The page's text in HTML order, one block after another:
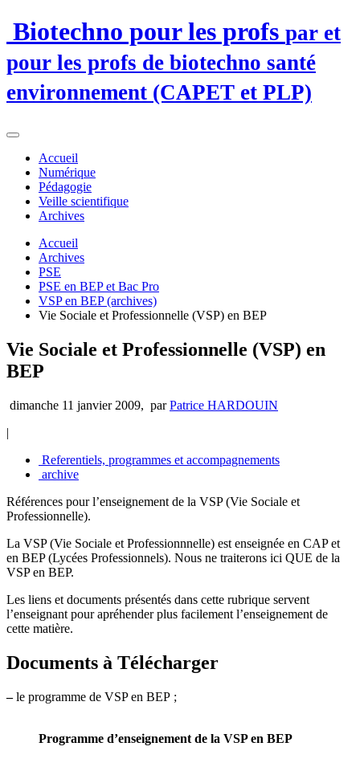
Biotechno pour les profs par et
pour les profs de biotechno santé
environnement (CAPET et PLP)
Accueil
Numérique
Pédagogie
Veille scientifique
Archives
Accueil
Archives
PSE
PSE en BEP et Bac Pro
VSP en BEP (archives)
Vie Sociale et Professionnelle (VSP) en BEP
Vie Sociale et Professionnelle (VSP) en
BEP
dimanche 11 janvier 2009, parPatrice HARDOUIN
|
Referentiels, programmes et accompagnements
archive
Références pour l’enseignement de la VSP (Vie Sociale et
Professionnelle).
La VSP (Vie Sociale et Professionnnelle) est enseignée en CAP et
en BEP (Lycées Professionnels). Nous ne traiterons ici QUE de la
VSP en BEP.
Les liens et documents présentés dans cette rubrique servent
l’enseignant pour apréhender plus facilement l’enseignement de
cette matière.
Documents à Télécharger
–le programme de VSP en BEP ;
Programme d’enseignement de la VSP en BEP